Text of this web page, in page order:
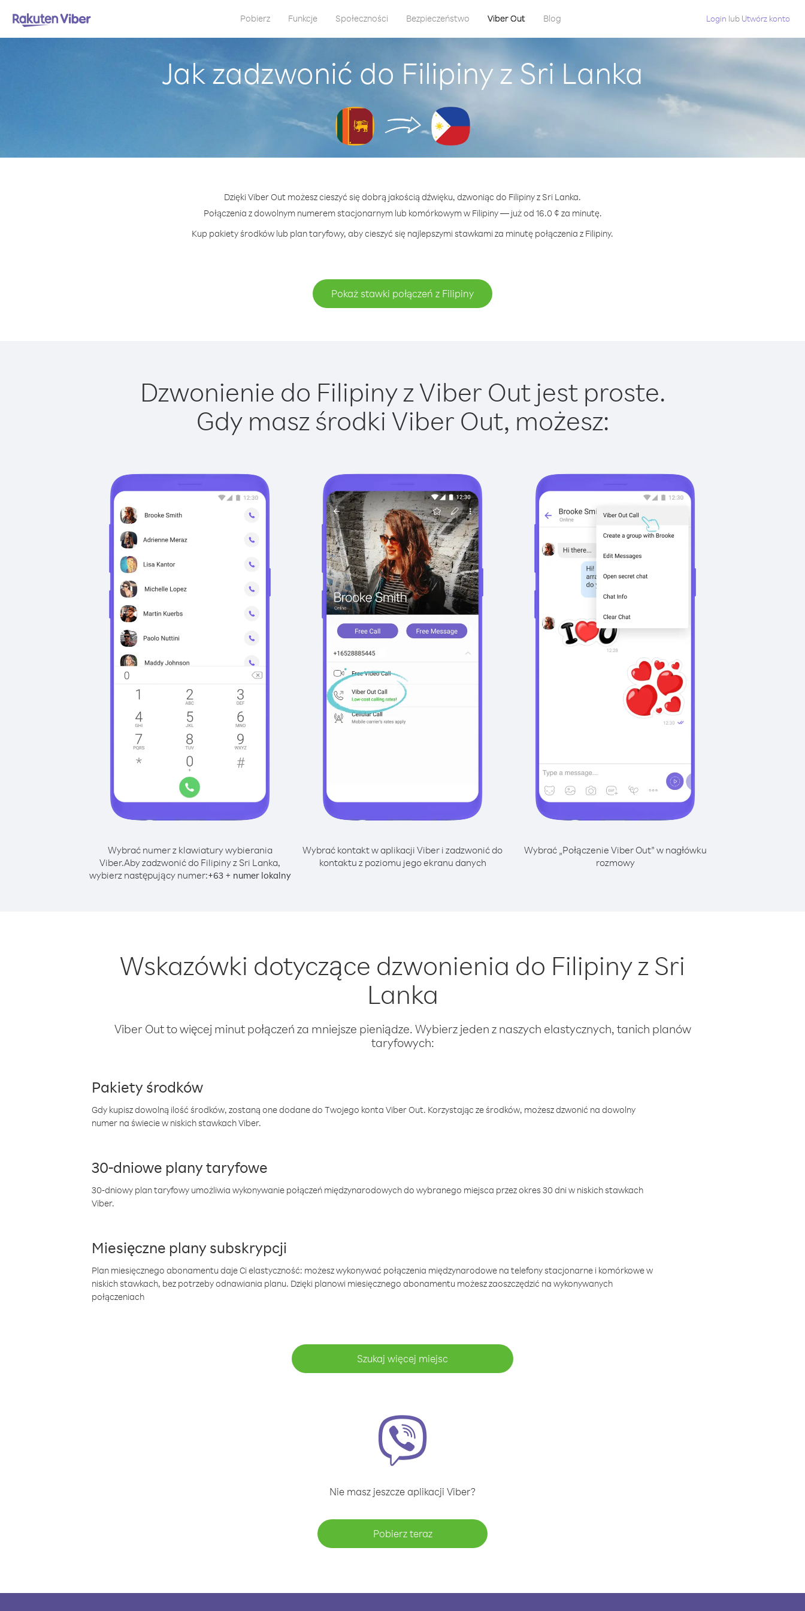
Pobierz Funkcje Społeczności Bezpieczeństwo Viber Out Blog Login lub Utwórz konto
Jak zadzwonić do Filipiny z Sri Lanka
Dzięki Viber Out możesz cieszyć się dobrą jakością dźwięku, dzwoniąc do Filipiny z Sri Lanka.
Połączenia z dowolnym numerem stacjonarnym lub komórkowym w Filipiny — już od 16.0 ¢ za minutę.
Kup pakiety środków lub plan taryfowy, aby cieszyć się najlepszymi stawkami za minutę połączenia z Filipiny.
Pokaż stawki połączeń z Filipiny
Dzwonienie do Filipiny z Viber Out jest proste.
Gdy masz środki Viber Out, możesz:
Wybrać numer z klawiatury wybierania
Viber.Aby zadzwonić do Filipiny z Sri Lanka,
wybierz następujący numer:+63+ numer lokalny
Wybrać kontakt w aplikacji Viber i zadzwonić do
kontaktu z poziomu jego ekranu danych
Wybrać „Połączenie Viber Out” w nagłówku
rozmowy
Wskazówki dotyczące dzwonienia do Filipiny z Sri
Lanka
Viber Out to więcej minut połączeń za mniejsze pieniądze. Wybierz jeden z naszych elastycznych, tanich planów
taryfowych:
Pakiety środków
Gdy kupisz dowolną ilość środków, zostaną one dodane do Twojego konta Viber Out. Korzystając ze środków, możesz dzwonić na dowolny
numer na świecie w niskich stawkach Viber.
30-dniowe plany taryfowe
30-dniowy plan taryfowy umożliwia wykonywanie połączeń międzynarodowych do wybranego miejsca przez okres 30 dni w niskich stawkach
Viber.
Miesięczne plany subskrypcji
Plan miesięcznego abonamentu daje Ci elastyczność: możesz wykonywać połączenia międzynarodowe na telefony stacjonarne i komórkowe w
niskich stawkach, bez potrzeby odnawiania planu. Dzięki planowi miesięcznego abonamentu możesz zaoszczędzić na wykonywanych
połączeniach
Szukaj więcej miejsc
Nie masz jeszcze aplikacji Viber?
Pobierz teraz